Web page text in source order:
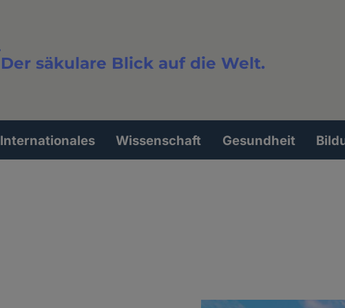
Der säkulare Blick auf die Welt.
Volltextsuche
Internationales Wissenschaft Gesundheit